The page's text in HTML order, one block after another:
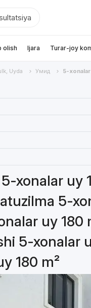
olish Ijara Turar-joy
Uyda Умид 5-xonalar
xonalar uy
5-
uy 180
5-xonalar
180 m²